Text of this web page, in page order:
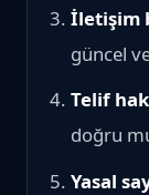
İletişim
güncel
Telif
doğru
Yasal